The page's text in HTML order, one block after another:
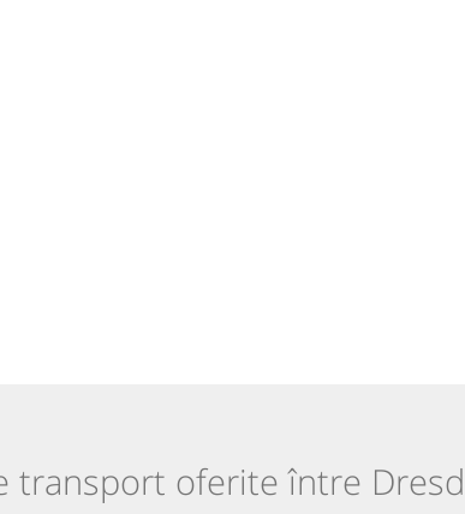
transport oferite între